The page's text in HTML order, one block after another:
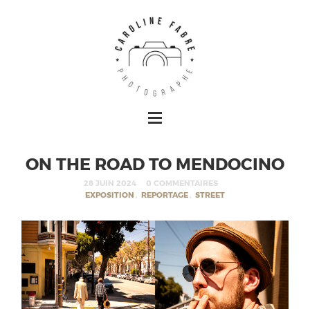
ON THE ROAD TO MENDOCINO
28 JUIN 2024
0 COMMENTAIRES
EXPOSITION , REPORTAGE , STREET